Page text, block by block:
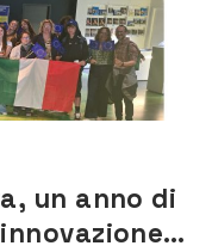
un anno di
e